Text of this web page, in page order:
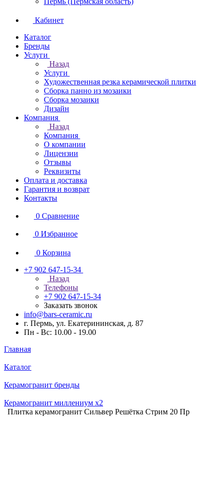
Кабинет
Каталог
Бренды
Услуги
Назад
Услуги
Художественная резка керамической плитки
Сборка панно из мозаики
Сборка мозаики
Дизайн
Компания
Назад
Компания
О компании
Лицензии
Отзывы
Реквизиты
Оплата и доставка
Гарантия и возврат
Контакты
0 Сравнение
0 Избранное
0 Корзина
+7 902 647-15-34
Назад
Телефоны
+7 902 647-15-34
Заказать звонок
info@bars-ceramic.ru
г. Пермь, ул. Екатерининская, д. 87
Пн - Вс: 10.00 - 19.00
Главная
Каталог
Керамогранит бренды
Керамогранит миллениум x2
Плитка керамогранит Сильвер Решётка Стрим 20 Пр